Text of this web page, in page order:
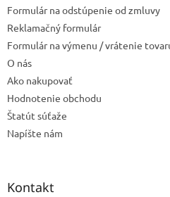
Formulár na odstúpenie od zmluvy
Reklamačný formulár
Formulár na výmenu / vrátenie
O nás
Ako nakupovať
Hodnotenie obchodu
Štatút súťaže
Napíšte nám
Kontakt